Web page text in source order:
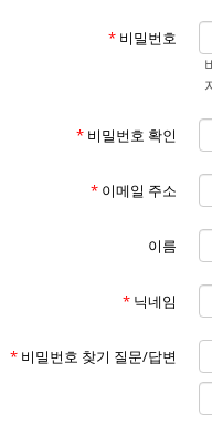
“비회원”이라 함은 회원에 가
를 이용하는 자를 말합니다.
“게시물”이라 함은 회원이 홈
한 부호,문자,음성,음향,화상,
각종 파일과 링크 등을 의미합
본 약관은 "홈페이지"의 서비
홈페이지는 불가피한 여건이
며 변경할 경우, 적용일자 및
이지"의 초기화면에 7일 이전
소로(회원이 "홈페이지"에 제
통지해야 합니다.
"홈페이지"가 전항에 따라 개
* 비밀번호
* 비밀번호 확인
* 이메일 주소
이름
* 닉네임
* 비밀번호 찾기 질문/답변